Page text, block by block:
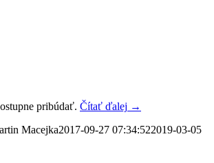
pribúdať. Čítať ďalej →
Macejka2017-09-27 07:34:522019-03-05